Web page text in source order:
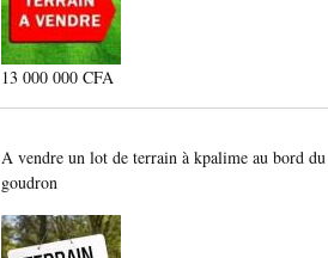
13 000 000 CFA
A vendre un lot de terrain à kpalime au bord du
goudron